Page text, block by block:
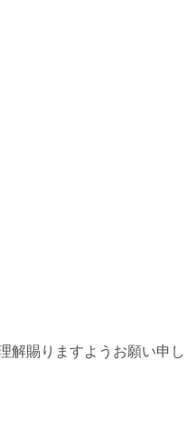
解賜りますようお願い申し